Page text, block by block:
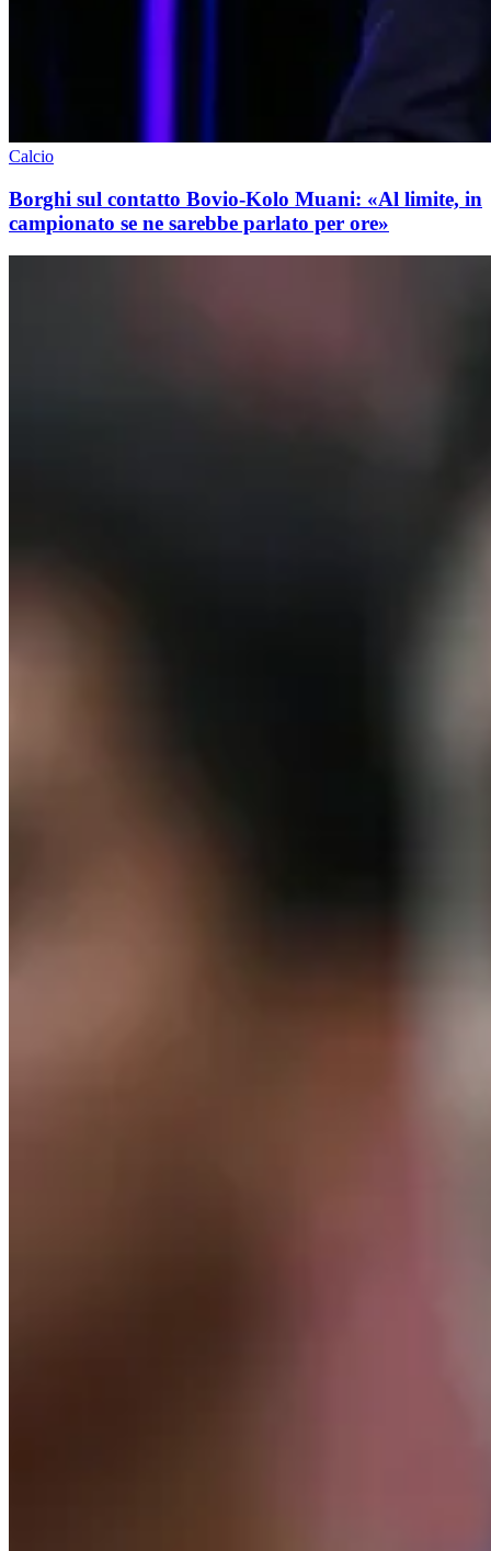
Calcio
Borghi sul contatto Bovio-Kolo Muani: «Al limite, in
campionato se ne sarebbe parlato per ore»